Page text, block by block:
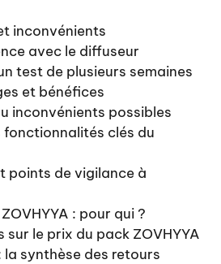
inconvénients
avec le diffuseur
test de plusieurs semaines
et bénéfices
inconvénients possibles
fonctionnalités clés du
points de vigilance à
: pour qui ?
sur le prix du pack ZOVHYYA
la synthèse des retours